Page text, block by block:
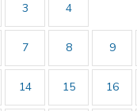
3 4
7 8 9
14 15 16